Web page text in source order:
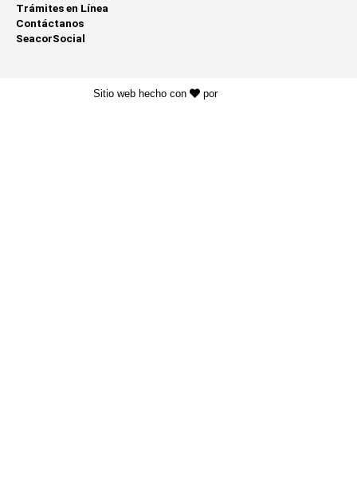
Trámites en Línea
Contáctanos
SeacorSocial
Sitio web hecho con por